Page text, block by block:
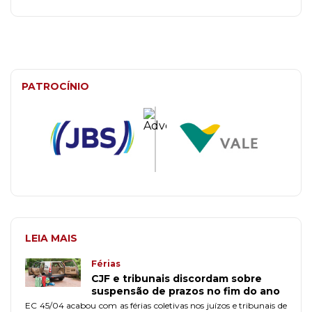
PATROCÍNIO
LEIA MAIS
Férias
CJF e tribunais discordam sobre
suspensão de prazos no fim do ano
EC 45/04 acabou com as férias coletivas nos juízos e tribunais de